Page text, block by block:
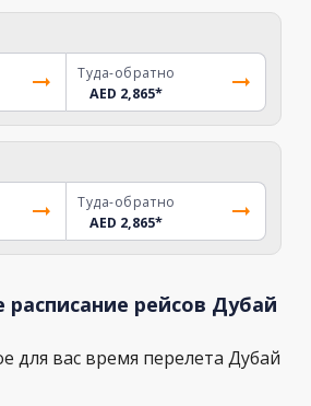
Туда-обратно
AED 2,865*
Туда-обратно
AED 2,865*
рейсов Дубай
для вас время перелета Дубай